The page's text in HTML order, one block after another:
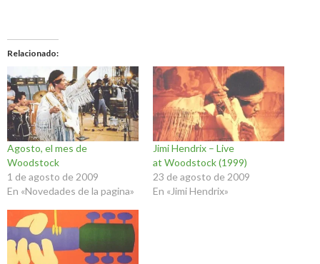
Relacionado
Agosto, el mes de
Woodstock
1 de agosto de 2009
En «Novedades de la pagina»
Jimi Hendrix – Live
at Woodstock (1999)
23 de agosto de 2009
En «Jimi Hendrix»